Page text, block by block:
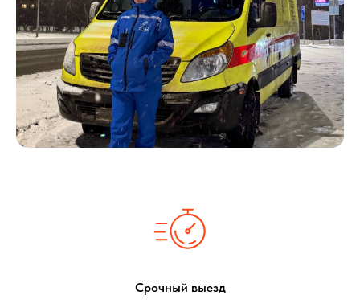
Срочный выезд